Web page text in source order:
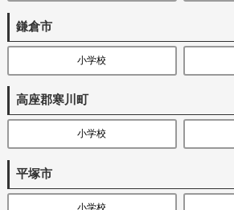
鎌倉市
小学校
高座郡寒川町
小学校
平塚市
小学校